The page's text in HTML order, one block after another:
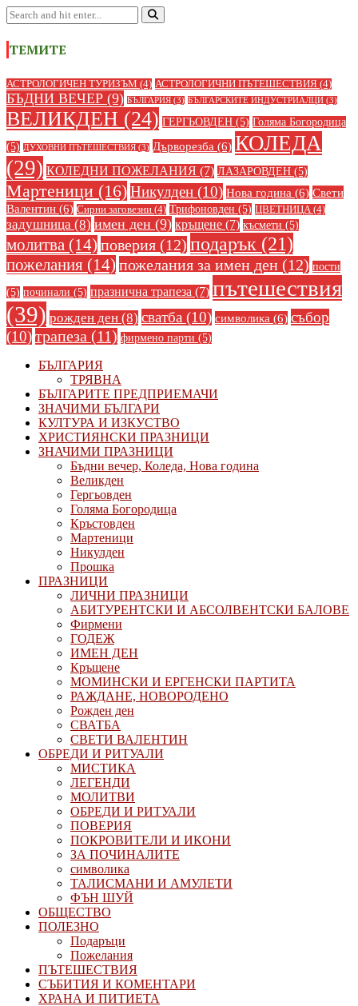
ТЕМИТЕ
АСТРОЛОГИЧЕН ТУРИЗЪМ (4) АСТРОЛОГИЧНИ ПЪТЕШЕСТВИЯ (4)
БЪДНИ ВЕЧЕР (9) БЪЛГАРИЯ (3) БЪЛГАРСКИТЕ ИНДУСТРИАЛЦИ (3)
ВЕЛИКДЕН (24) ГЕРГЬОВДЕН (5) Голяма Богородица
(5) ДУХОВНИ ПЪТЕШЕСТВИЯ (3) Дърворезба (6) КОЛЕДА
(29) КОЛЕДНИ ПОЖЕЛАНИЯ (7) ЛАЗАРОВДЕН (5)
Мартеници (16)Никулден (10) Нова година (6) Свети
Валентин (6) Сирни заговезни (4) Трифоновден (5) ЦВЕТНИЦА (4)
задушница (8) имен ден (9) кръщене (7) късмети (5)
молитва (14) поверия (12) подарък (21)
пожелания (14) пожелания за имен ден (12) пости
(5) починали (5) празнична трапеза (7) пътешествия
(39) рожден ден (8) сватба (10) символика (6) събор
(10)трапеза (11) фирмено парти (5)
БЪЛГАРИЯ
ТРЯВНА
БЪЛГАРИТЕ ПРЕДПРИЕМАЧИ
ЗНАЧИМИ БЪЛГАРИ
КУЛТУРА И ИЗКУСТВО
ХРИСТИЯНСКИ ПРАЗНИЦИ
ЗНАЧИМИ ПРАЗНИЦИ
Бъдни вечер, Коледа, Нова година
Великден
Гергьовден
Голяма Богородица
Кръстовден
Мартеници
Никулден
Прошка
ПРАЗНИЦИ
ЛИЧНИ ПРАЗНИЦИ
АБИТУРЕНТСКИ И АБСОЛВЕНТСКИ БАЛОВЕ
Фирмени
ГОДЕЖ
ИМЕН ДЕН
Кръщене
МОМИНСКИ И ЕРГЕНСКИ ПАРТИТА
РАЖДАНЕ, НОВОРОДЕНО
Рожден ден
СВАТБА
СВЕТИ ВАЛЕНТИН
ОБРЕДИ И РИТУАЛИ
МИСТИКА
ЛЕГЕНДИ
МОЛИТВИ
ОБРЕДИ И РИТУАЛИ
ПОВЕРИЯ
ПОКРОВИТЕЛИ И ИКОНИ
ЗА ПОЧИНАЛИТЕ
символика
ТАЛИСМАНИ И АМУЛЕТИ
ФЪН ШУЙ
ОБЩЕСТВО
ПОЛЕЗНО
Подаръци
Пожелания
ПЪТЕШЕСТВИЯ
СЪБИТИЯ И КОМЕНТАРИ
ХРАНА И ПИТИЕТА